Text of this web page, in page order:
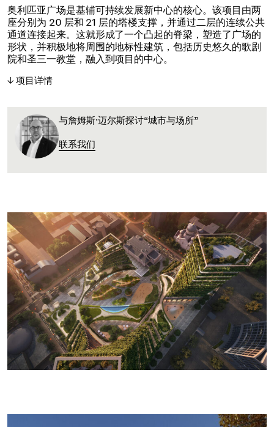
奥利匹亚广场是基辅可持续发展新中心的核心。该项目由两
座分别为 20 层和 21 层的塔楼支撑，并通过二层的连续公共
通道连接起来。这就形成了一个凸起的脊梁，塑造了广场的
形状，并积极地将周围的地标性建筑，包括历史悠久的歌剧
院和圣三一教堂，融入到项目的中心。
项目详情
与詹姆斯·迈尔斯探讨“城市与场所”
联系我们